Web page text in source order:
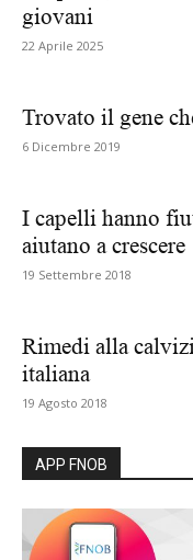
giovani
22 Aprile 2025
Trovato il gene
6 Dicembre 2019
I capelli hanno
aiutano a crescere
19 Settembre 2018
Rimedi alla
italiana
19 Agosto 2018
APP FNOB